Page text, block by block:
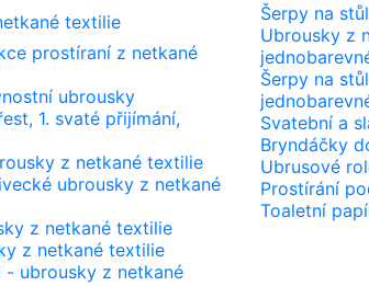
textilie
prostíraní z netkané
ubrousky
1. svaté přijímání,
z netkané textilie
ubrousky z netkané
z netkané textilie
z netkané textilie
- ubrousky z netkané
Šerpy na
Ubrousky z
Šerpy na
Svatební a
Bryndáčky
Ubrusové
Prostírání
Toaletní